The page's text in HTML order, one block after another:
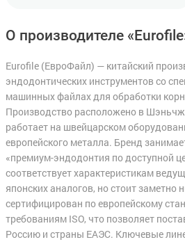
О производителе
Eurofile (ЕвроФайл) — китайский
эндодонтических инструментов со
машинных файлах для обработки
Производство расположено в
работает на швейцарском
европейского металла. Бренд
«премиум-эндодонтия по доступной
соответствует характеристикам
японских аналогов, но стоит заметно
сертифицирован по европейскому
требованиям ISO, что позволяет
Россию и страны ЕАЭС. Ключевые